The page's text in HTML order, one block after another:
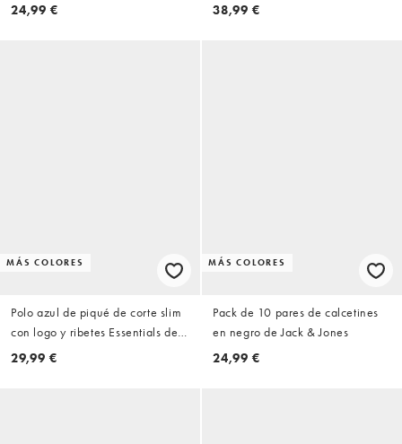
24,99 €
38,99 €
MÁS COLORES
Polo azul de piqué de corte slim
con logo y ribetes Essentials de
Jack & Jones
29,99 €
MÁS COLORES
Pack de 10 pares de calcetines
en negro de Jack & Jones
24,99 €